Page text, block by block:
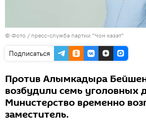
© Фото / пресс-служба партии "Чон казат"
Подписаться
Против Алымкадыра
возбудили семь уголовных
Министерство временно
заместитель.